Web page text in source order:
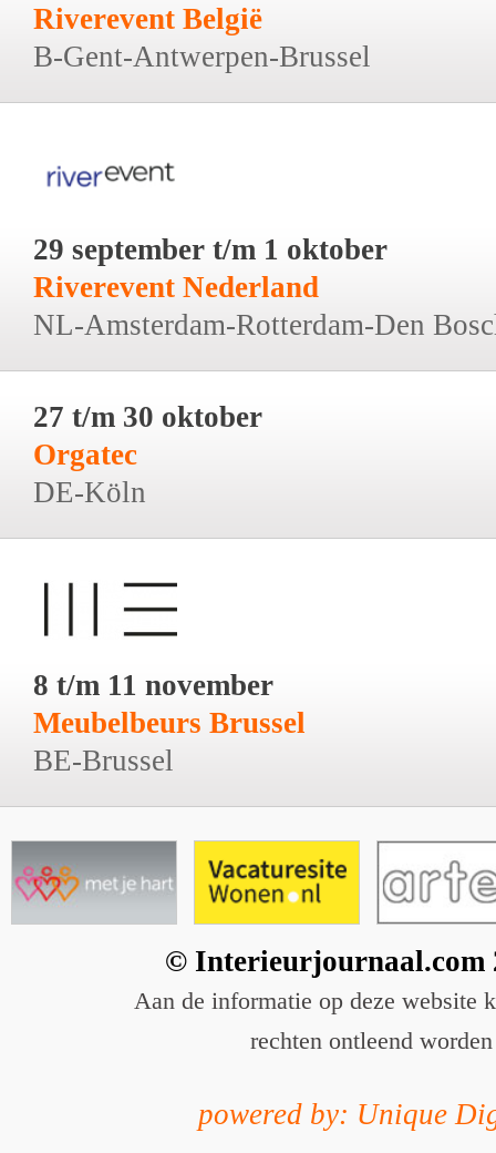
Riverevent België
B-Gent-Antwerpen-Brussel
29 september t/m 1 oktober
Riverevent Nederland
NL-Amsterdam-Rotterdam-Den
27 t/m 30 oktober
Orgatec
DE-Köln
8 t/m 11 november
Meubelbeurs Brussel
BE-Brussel
© Interieurjournaal.com
Aan de informatie op deze website
rechten ontleend worden
powered by: Unique